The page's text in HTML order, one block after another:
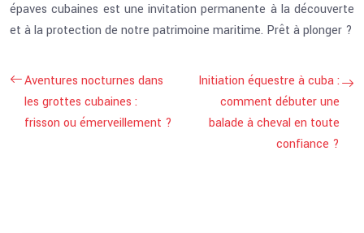
épaves cubaines est une invitation permanente à la découverte
et à la protection de notre patrimoine maritime. Prêt à plonger ?
Aventures nocturnes dans
les grottes cubaines :
frisson ou émerveillement ?
Initiation équestre à cuba :
comment débuter une
balade à cheval en toute
confiance ?